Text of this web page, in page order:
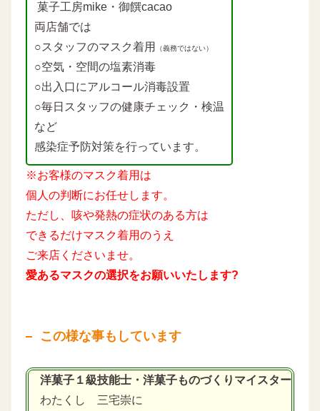
菓子工房mike・御饌cacao
両店舗では
○スタッフのマスク着用
（義務ではない）
○空気・空間の塩素消毒
○出入口にアルコール消毒設置
○毎日スタッフの健康チェック・検温
など
感染症予防対策を行っています。
※お客様のマスク着用は
個人の判断にお任せします。
ただし、咳や発熱の症状のある方は
できるだけマスク着用のうえ
ご来店くださいませ。
愛あるマスクの選択をお願いいたします?
この様な事もしています
洋菓子１級技能士・洋菓子ものづくりマイスター
わたくし 三宅崇に